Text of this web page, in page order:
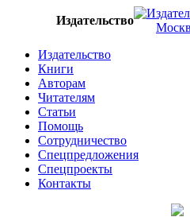
Издательство
Издательство
Книги
Авторам
Читателям
Статьи
Помощь
Сотрудничество
Спецпредложения
Спецпроекты
Контакты